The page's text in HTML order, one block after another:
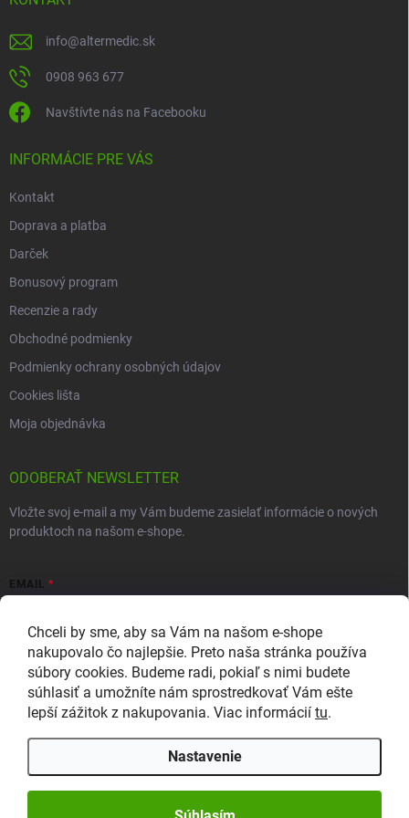
Chceli by sme, aby sa Vám na našom e-shope
nakupovalo čo najlepšie. Preto naša stránka používa
súbory cookies. Budeme radi, pokiaľ s nimi budete
súhlasiť a umožníte nám sprostredkovať Vám ešte
lepší zážitok z nakupovania. Viac informácií tu.
Nastavenie
info@altermedic.sk
0908 963 677
Navštívte nás na Facebooku
INFORMÁCIE PRE VÁS
Kontakt
Doprava a platba
Darček
Bonusový program
Recenzie a rady
Obchodné podmienky
Podmienky ochrany osobných údajov
Cookies lišta
Moja objednávka
ODOBERAŤ NEWSLETTER
Vložte svoj e-mail a my Vám budeme zasielať informácie o nových
produktoch na našom e-shope.
EMAIL
Vložením e-mailu súhlasíte so zasielaním newslettera a
marketingových informácií v súlade sozásadami ochrany osobných
údajov.
Prihlásiť sa